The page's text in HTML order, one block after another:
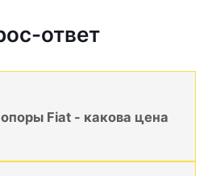
ответ
Fiat - какова цена